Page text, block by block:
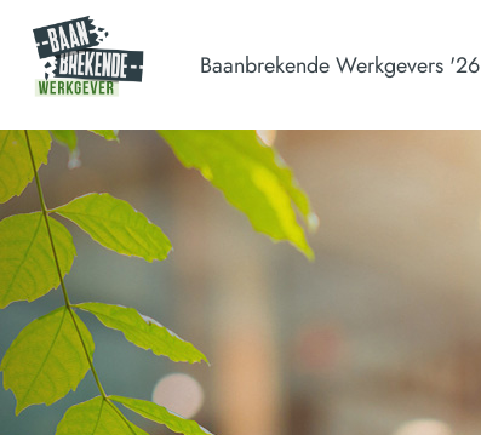
Baanbrekende Werkgevers '26